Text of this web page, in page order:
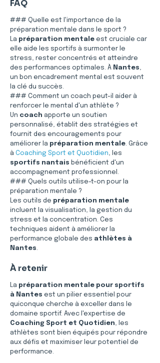
FAQ
### Quelle est l'importance de la
préparation mentale dans le sport ?
La préparation mentale est cruciale car
elle aide les sportifs à surmonter le
stress, rester concentrés et atteindre
des performances optimales. À Nantes,
un bon encadrement mental est souvent
la clé du succès.
### Comment un coach peut-il aider à
renforcer le mental d'un athlète ?
Un coach apporte un soutien
personnalisé, établit des stratégies et
fournit des encouragements pour
améliorer la préparation mentale. Grâce
à Coaching Sport et Quotidien, les
sportifs nantais bénéficient d'un
accompagnement professionnel.
### Quels outils utilise-t-on pour la
préparation mentale ?
Les outils de préparation mentale
incluent la visualisation, la gestion du
stress et la concentration. Ces
techniques aident à améliorer la
performance globale des athlètes à
Nantes.
À retenir
La préparation mentale pour sportifs
à Nantes est un pilier essentiel pour
quiconque cherche à exceller dans le
domaine sportif. Avec l'expertise de
Coaching Sport et Quotidien, les
athlètes sont bien équipés pour répondre
aux défis et maximiser leur potentiel de
performance.